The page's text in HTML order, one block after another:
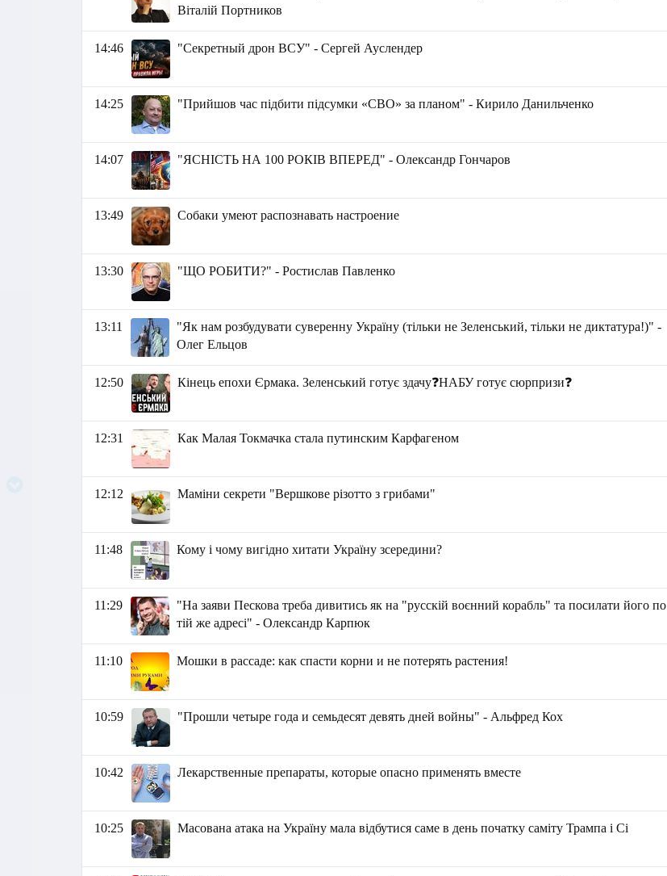
Віталій Портников
14:46 "Секретный дрон ВСУ" - Сергей Ауслендер
14:25 "Прийшов час підбити підсумки «СВО» за планом" - Кирило Данильченко
14:07 "ЯСНІСТЬ НА 100 РОКІВ ВПЕРЕД" - Олександр Гончаров
13:49 Собаки умеют распознавать настроение
13:30 "ЩО РОБИТИ?" - Ростислав Павленко
13:11
"Як нам розбудувати суверенну Україну (тільки не Зеленський, тільки не диктатура!)" -
Олег Ельцов
12:50 Кінець епохи Єрмака. Зеленський готує здачу❓НАБУ готує сюрпризи❓
12:31 Как Малая Токмачка стала путинским Карфагеном
12:12 Маміни секрети "Вершкове різотто з грибами"
11:48 Кому і чому вигідно хитати Україну зсередини?
11:29
"На заяви Пескова треба дивитись як на "русскій воєнний корабль" та посилати його по
тій же адресі" - Олександр Карпюк
11:10 Мошки в рассаде: как спасти корни и не потерять растения!
10:59 "Прошли четыре года и семьдесят девять дней войны" - Альфред Кох
10:42 Лекарственные препараты, которые опасно применять вместе
10:25 Масована атака на Україну мала відбутися саме в день початку саміту Трампа і Сі